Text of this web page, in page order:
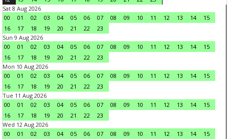
Sat 8 Aug 2026
00
01 02 03 04 05 06 07 08 09 10 11 12 13 14
15
16
17 18 19 20 21 22
23
Sun 9 Aug 2026
00
01 02 03 04 05 06 07 08 09 10 11 12 13 14
15
16
17 18 19 20 21 22
23
Mon 10 Aug 2026
00
01 02 03 04 05 06 07 08 09 10 11 12 13 14
15
16
17 18 19 20 21 22
23
Tue 11 Aug 2026
00
01 02 03 04 05 06 07 08 09 10 11 12 13 14
15
16
17 18 19 20 21 22
23
Wed 12 Aug 2026
00
01 02 03 04 05 06 07 08 09 10 11 12 13 14
15